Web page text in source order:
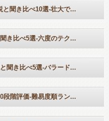
と聞き比べ10選-壮大で...
き比べ5選-六度のテク...
聞き比べ5選-バラード...
段階評価-難易度順ラン...